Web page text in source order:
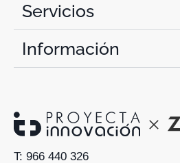
Servicios
Información
T: 966 440 326